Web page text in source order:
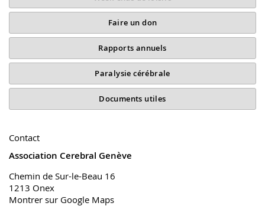
Faire un don
Rapports annuels
Paralysie cérébrale
Documents utiles
Contact
Association Cerebral Genève
Chemin de Sur-le-Beau 16
1213 Onex
Montrer sur Google Maps